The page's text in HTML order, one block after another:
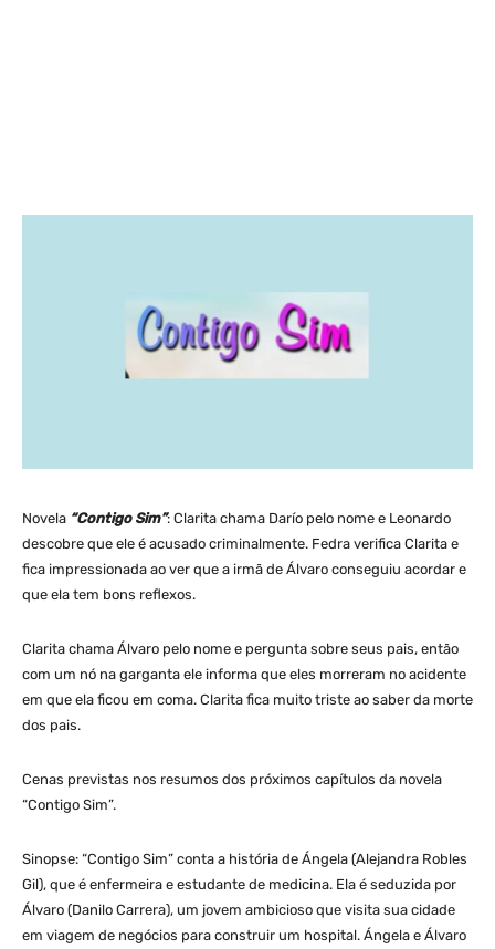
Novela “Contigo Sim”: Clarita chama Darío pelo nome e Leonardo
descobre que ele é acusado criminalmente. Fedra verifica Clarita e
fica impressionada ao ver que a irmã de Álvaro conseguiu acordar e
que ela tem bons reflexos.
Clarita chama Álvaro pelo nome e pergunta sobre seus pais, então
com um nó na garganta ele informa que eles morreram no acidente
em que ela ficou em coma. Clarita fica muito triste ao saber da morte
dos pais.
Cenas previstas nos resumos dos próximos capítulos da novela
“Contigo Sim”.
Sinopse: “Contigo Sim” conta a história de Ángela (Alejandra Robles
Gil), que é enfermeira e estudante de medicina. Ela é seduzida por
Álvaro (Danilo Carrera), um jovem ambicioso que visita sua cidade
em viagem de negócios para construir um hospital. Ángela e Álvaro